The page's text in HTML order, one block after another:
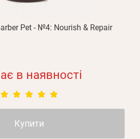
Pet - №4: Nourish & Repair
в наявності
Купити